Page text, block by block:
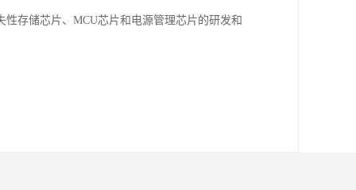
存储芯片、MCU芯片和电源管理芯片的研发和